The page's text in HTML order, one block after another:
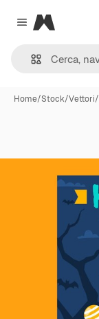
Close menu
Magnific
Home/Stock/Vettori/